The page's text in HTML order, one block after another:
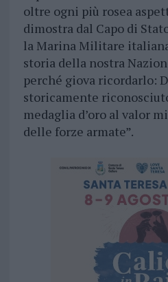
oltre ogni più rosea
dimostra dal Capo di
la Marina Militare
storia della nostra
perché giova ricordarlo:
storicamente
medaglia d’oro al valor
delle forze armate”.